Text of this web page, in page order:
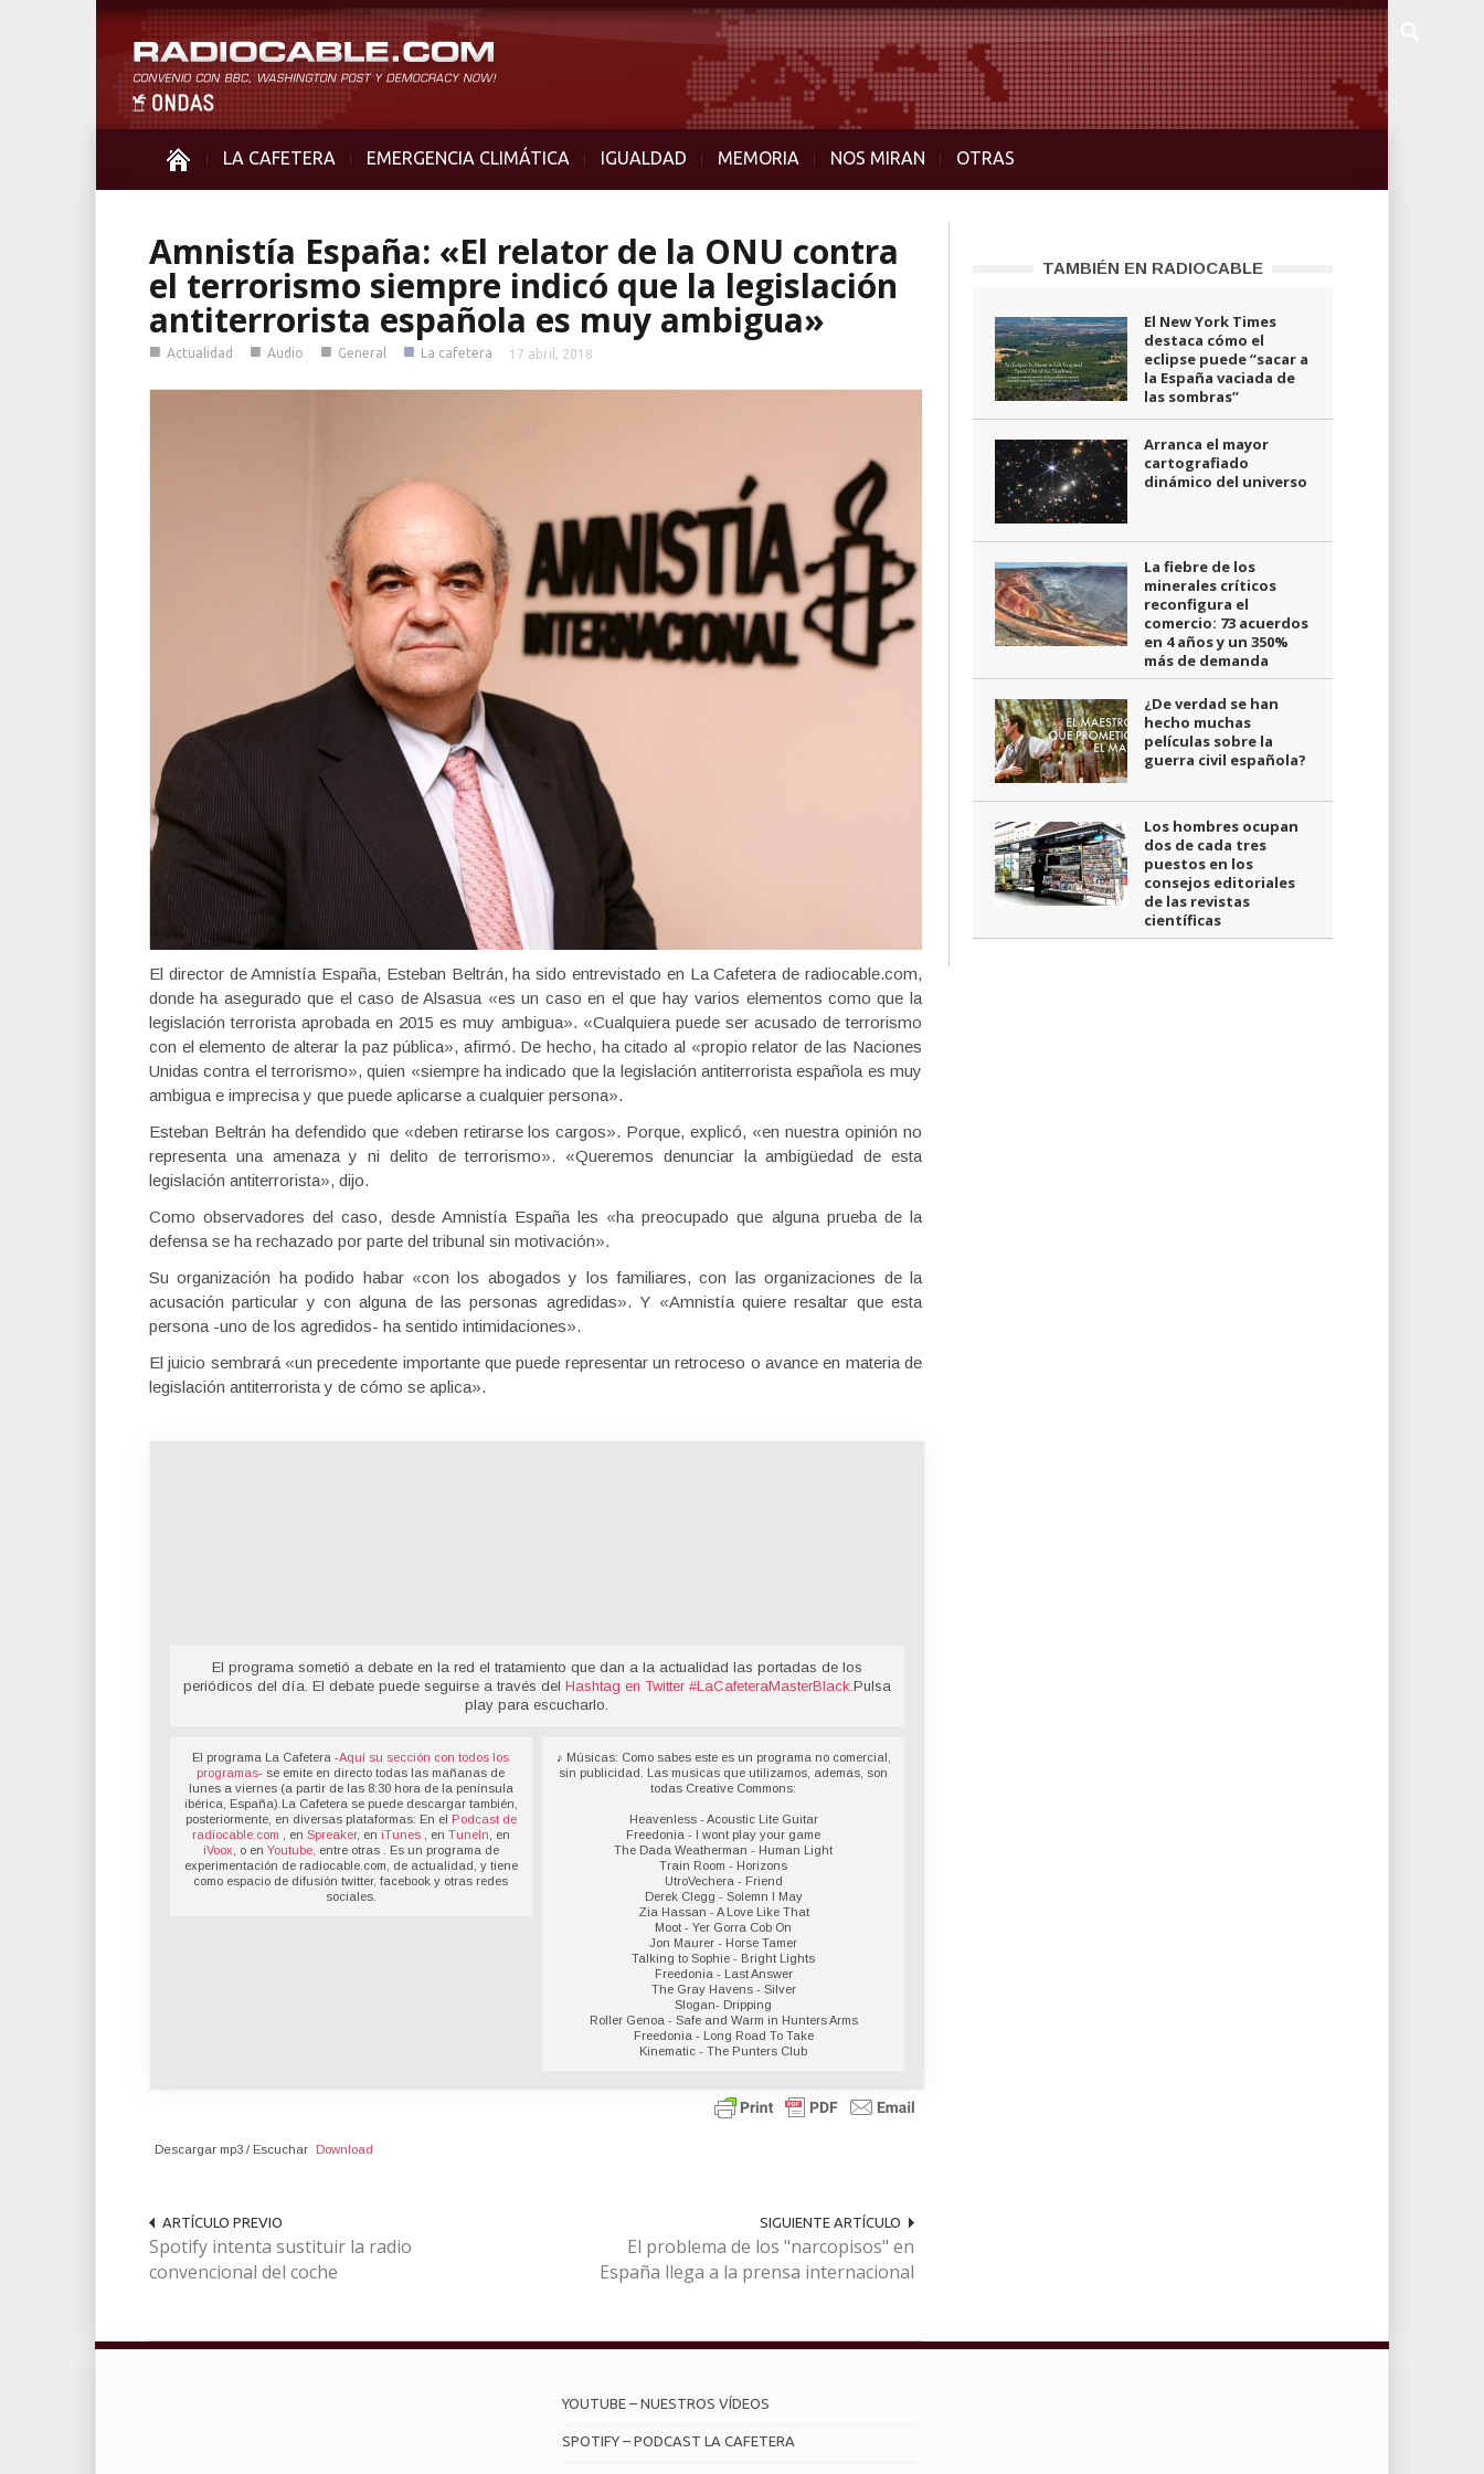
LA CAFETERA EMERGENCIA CLIMÁTICA IGUALDAD MEMORIA NOS MIRAN OTRAS
Amnistía España: «El relator de la ONU contra
el terrorismo siempre indicó que la legislación
antiterrorista española es muy ambigua»
■ Actualidad ■ Audio ■ General ■ La cafetera 17 abril, 2018
El director de Amnistía España, Esteban Beltrán, ha sido entrevistado en La Cafetera de radiocable.com,
donde ha asegurado que el caso de Alsasua «es un caso en el que hay varios elementos como que la
legislación terrorista aprobada en 2015 es muy ambigua». «Cualquiera puede ser acusado de terrorismo
con el elemento de alterar la paz pública», afirmó. De hecho, ha citado al «propio relator de las Naciones
Unidas contra el terrorismo», quien «siempre ha indicado que la legislación antiterrorista española es muy
ambigua e imprecisa y que puede aplicarse a cualquier persona».
Esteban Beltrán ha defendido que «deben retirarse los cargos». Porque, explicó, «en nuestra opinión no
representa una amenaza y ni delito de terrorismo». «Queremos denunciar la ambigüedad de esta
legislación antiterrorista», dijo.
Como observadores del caso, desde Amnistía España les «ha preocupado que alguna prueba de la
defensa se ha rechazado por parte del tribunal sin motivación».
Su organización ha podido habar «con los abogados y los familiares, con las organizaciones de la
acusación particular y con alguna de las personas agredidas». Y «Amnistía quiere resaltar que esta
persona -uno de los agredidos- ha sentido intimidaciones».
El juicio sembrará «un precedente importante que puede representar un retroceso o avance en materia de
legislación antiterrorista y de cómo se aplica».
El programa sometió a debate en la red el tratamiento que dan a la actualidad las portadas de los
periódicos del día. El debate puede seguirse a través del Hashtag en Twitter #LaCafeteraMasterBlack Pulsa
play para escucharlo.
El programa La Cafetera -Aquí su sección con todos los
programas- se emite en directo todas las mañanas de
lunes a viernes (a partir de las 8:30 hora de la península
ibérica, España).La Cafetera se puede descargar también,
posteriormente, en diversas plataformas: En el Podcast de
radiocable.com
, en Spreaker, en iTunes , en TuneIn , en
iVoox , o en Youtube, entre otras . Es un programa de
experimentación de radiocable.com, de actualidad, y tiene
como espacio de difusión twitter, facebook y otras redes
sociales.
♪ Músicas: Como sabes este es un programa no comercial,
sin publicidad. Las musicas que utilizamos, ademas, son
todas Creative Commons:
Heavenless - Acoustic Lite Guitar
Freedonia - I wont play your game
The Dada Weatherman - Human Light
Train Room - Horizons
UtroVechera - Friend
Derek Clegg - Solemn I May
Zia Hassan - A Love Like That
Moot - Yer Gorra Cob On
Jon Maurer - Horse Tamer
Talking to Sophie - Bright Lights
Freedonia - Last Answer
The Gray Havens - Silver
Slogan- Dripping
Roller Genoa - Safe and Warm in Hunters Arms
Freedonia - Long Road To Take
Kinematic - The Punters Club
Descargar mp3 / Escuchar Download
ARTÍCULO PREVIO
Spotify intenta sustituir la radio
convencional del coche
SIGUIENTE ARTÍCULO
El problema de los "narcopisos" en
España llega a la prensa internacional
TAMBIÉN EN RADIOCABLE
El New York Times
destaca cómo el
eclipse puede “sacar a
la España vaciada de
las sombras”
Arranca el mayor
cartografiado
dinámico del universo
La fiebre de los
minerales críticos
reconfigura el
comercio: 73 acuerdos
en 4 años y un 350%
más de demanda
¿De verdad se han
hecho muchas
películas sobre la
guerra civil española?
Los hombres ocupan
dos de cada tres
puestos en los
consejos editoriales
de las revistas
científicas
YOUTUBE – NUESTROS VÍDEOS
SPOTIFY – PODCAST LA CAFETERA